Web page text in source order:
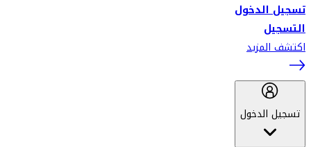
تسجيل الدخول
التسجيل
اكتشف المزيد
تسجيل الدخول